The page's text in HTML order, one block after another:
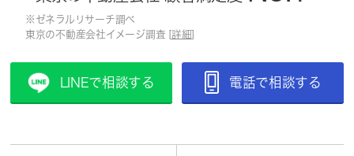
※ゼネラルリサーチ調べ
東京の不動産会社イメージ調査 [ 詳細
LINEで相談する 電話で相談する